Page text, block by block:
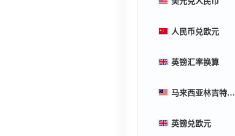
人民币兑欧元
英镑汇率换算
马来西亚林吉特汇率换算
英镑兑欧元